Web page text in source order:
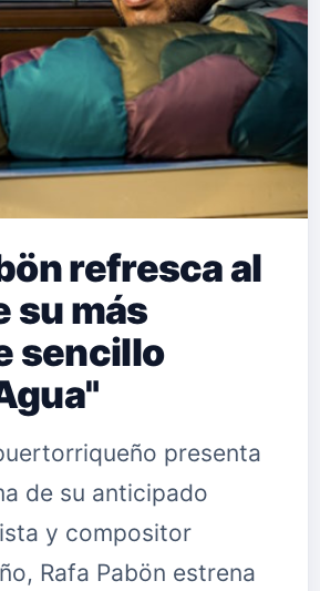
refresca al
su más
sencillo
presenta
de su anticipado
y compositor
Rafa Pabön estrena